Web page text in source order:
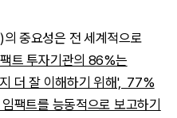
중요성은 전 세계적으로
트 투자기관의 86%는
더 잘 이해하기 위해', 77%
팩트를 능동적으로 보고하기